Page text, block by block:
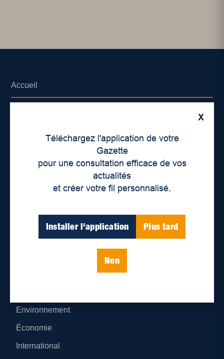
X
Téléchargez l'application de votre
Gazette
pour une consultation efficace de vos
actualités
et créer votre fil personnalisé.
Installer l'application Plus tard
Non
Accueil
Déontologie et confidentialité
Parutions numériques
Environnement
Économie
International